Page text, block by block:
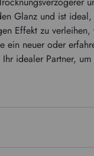
Glanz und ist
Effekt zu
ein neuer oder
idealer Partner,